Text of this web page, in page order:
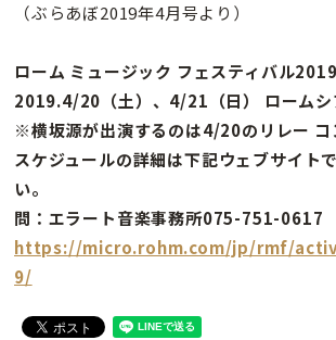
（ぶらあぼ2019年4月号より）
ローム ミュージック フェスティバル2019
2019.4/20（土）、4/21（日） ロームシ
※横坂源が出演するのは4/20のリレー コ
スケジュールの詳細は下記ウェブサイト
い。
問：エラート音楽事務所075-751-0617
https://micro.rohm.com/jp/rmf/
9/